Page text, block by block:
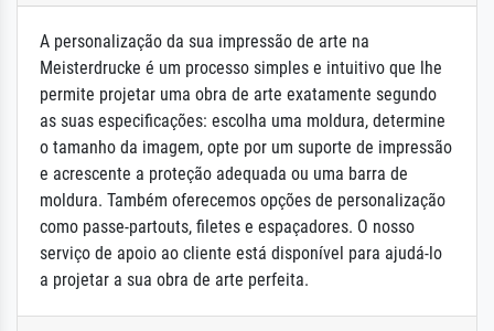
A personalização da sua impressão de arte na
Meisterdrucke é um processo simples e intuitivo que lhe
permite projetar uma obra de arte exatamente segundo
as suas especificações: escolha uma moldura, determine
o tamanho da imagem, opte por um suporte de impressão
e acrescente a proteção adequada ou uma barra de
moldura. Também oferecemos opções de personalização
como passe-partouts, filetes e espaçadores. O nosso
serviço de apoio ao cliente está disponível para ajudá-lo
a projetar a sua obra de arte perfeita.